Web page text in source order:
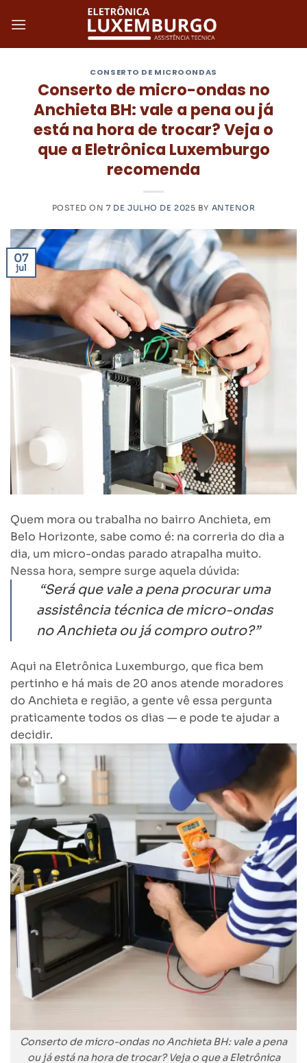
CONSERTO DE MICROONDAS
Conserto de micro-ondas no
Anchieta BH: vale a pena ou já
está na hora de trocar? Veja o
que a Eletrônica Luxemburgo
recomenda
POSTED ON7 DE JULHO DE 2025 BY ANTENOR
07
jul
Quem mora ou trabalha no bairro Anchieta, em
Belo Horizonte, sabe como é: na correria do dia a
dia, um micro-ondas parado atrapalha muito.
Nessa hora, sempre surge aquela dúvida:
“Será que vale a pena procurar uma
assistência técnica de micro-ondas
no Anchieta ou já compro outro?”
Aqui na Eletrônica Luxemburgo, que fica bem
pertinho e há mais de 20 anos atende moradores
do Anchieta e região, a gente vê essa pergunta
praticamente todos os dias — e pode te ajudar a
decidir.
Conserto de micro-ondas no Anchieta BH: vale a pena
ou já está na hora de trocar? Veja o que a Eletrônica